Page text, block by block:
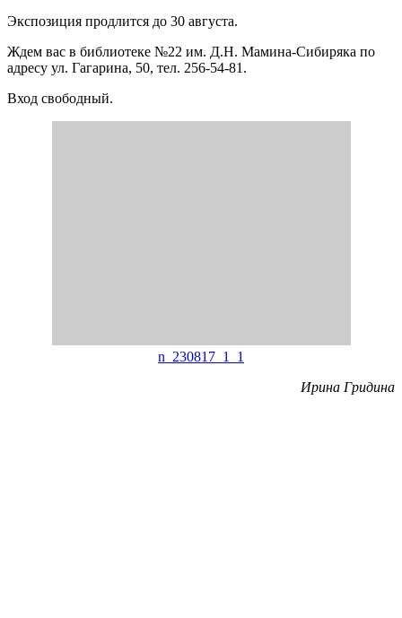
Экспозиция продлится до 30 августа.
Ждем вас в библиотеке №22 им. Д.Н. Мамина-Сибиряка по
адресу ул. Гагарина, 50, тел. 256-54-81.
Вход свободный.
n_230817_1_1
Ирина Гридина